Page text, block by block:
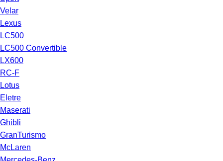
Velar
Lexus
LC500
LC500 Convertible
LX600
RC-F
Lotus
Eletre
Maserati
Ghibli
GranTurismo
McLaren